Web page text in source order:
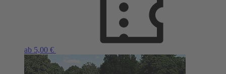
ab 5,00 €